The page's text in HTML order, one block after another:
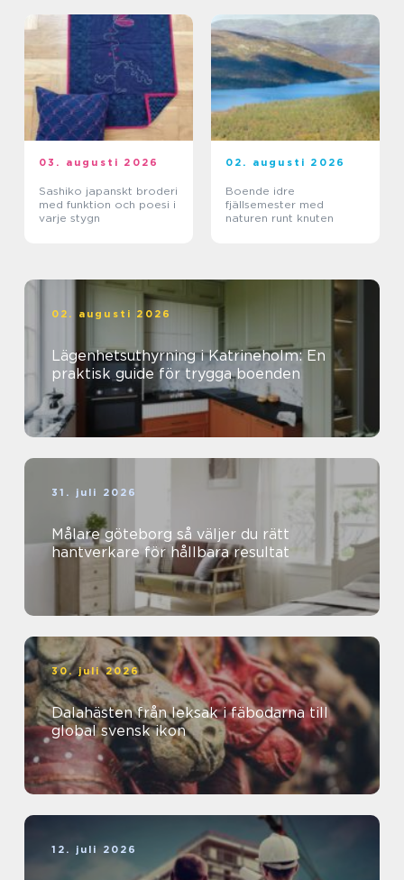
03. augusti 2026
Sashiko japanskt broderi
med funktion och poesi i
varje stygn
02. augusti 2026
Boende idre
fjällsemester med
naturen runt knuten
02. augusti 2026
Lägenhetsuthyrning i Katrineholm: En
praktisk guide för trygga boenden
31. juli 2026
Målare göteborg så väljer du rätt
hantverkare för hållbara resultat
30. juli 2026
Dalahästen från leksak i fäbodarna till
global svensk ikon
12. juli 2026